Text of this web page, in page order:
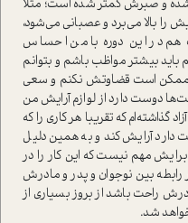
و صبرش کمتر شده ا‌ست؛ مثلا
را بالا می‌برد و عصبانی می‌شود،
هم در این دوره با من احساس
بیشتر مواظب باشم و بتوانم
ممکن ا‌ست قضاوتش نکنم و سعی
دوست دارد از لوازم آرایش من
گذاشته‌ام که تقریبا هر کاری را که
دارد آرایش کند و به‌همین دلیل
مهم نیست که این کار را در
رابطه بین نوجوان و پدر و مادرش
راحت باشد از بروز بسیاری از
شد.